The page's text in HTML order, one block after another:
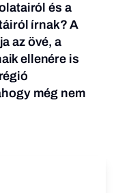
és a
írnak? A
az övé, a
ellenére is
még nem